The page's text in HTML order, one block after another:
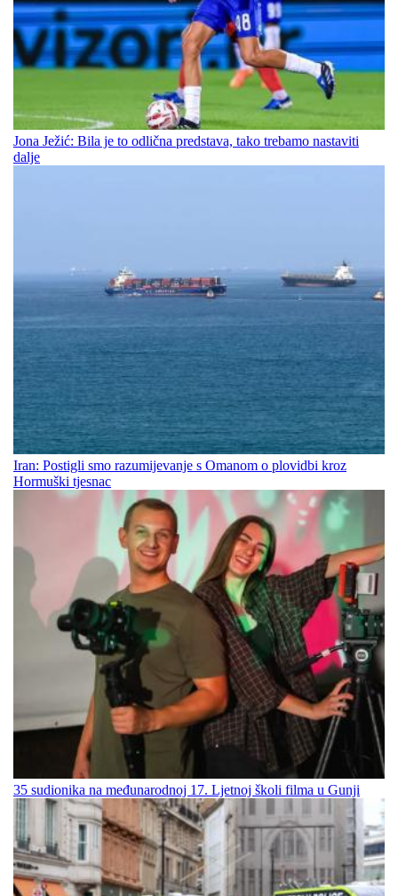
Jona Ježić: Bila je to odlična predstava, tako trebamo nastaviti
dalje
Iran: Postigli smo razumijevanje s Omanom o plovidbi kroz
Hormuški tjesnac
35 sudionika na međunarodnoj 17. Ljetnoj školi filma u Gunji